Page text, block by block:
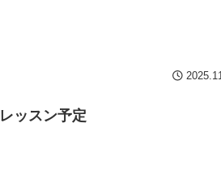
ッスン予定